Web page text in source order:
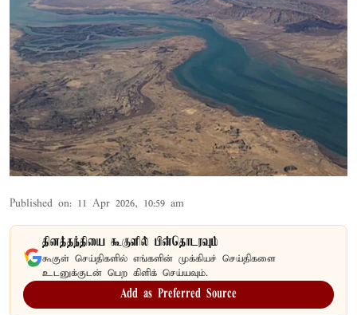
Published on: 11 Apr 2026, 10:59 am
தினத்தந்தியை கூகுளில் பின்தொடரவும்
கூகுள் செய்திகளில் எங்களின் முக்கியச் செய்திகளை
உடனுக்குடன் பெற கிளிக் செய்யவும்.
Add as Preferred Source